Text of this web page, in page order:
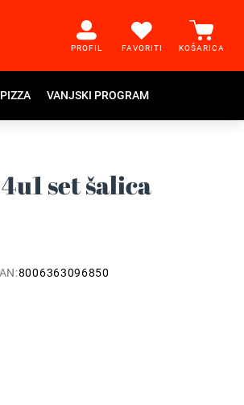
PROFIL FAVORITI KOŠARICA
PIZZA VANJSKI PROGRAM
set šalica
8006363096850